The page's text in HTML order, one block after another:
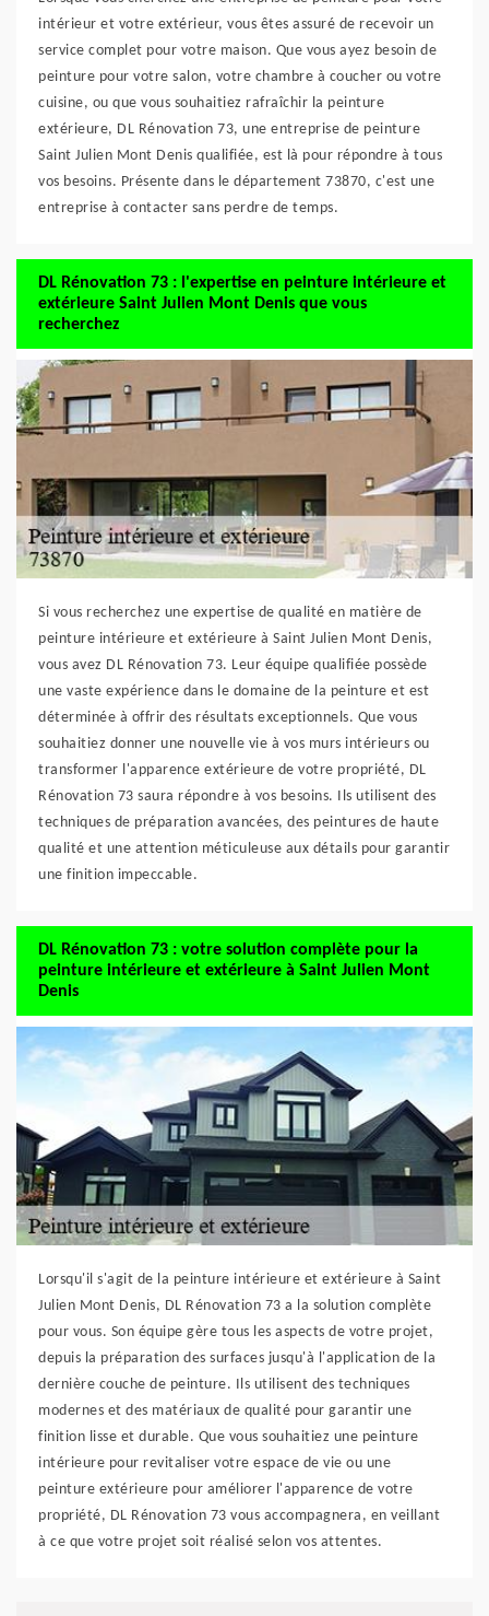
intérieur et votre extérieur, vous êtes assuré de recevoir un
service complet pour votre maison. Que vous ayez besoin de
peinture pour votre salon, votre chambre à coucher ou votre
cuisine, ou que vous souhaitiez rafraîchir la peinture
extérieure, DL Rénovation 73, une entreprise de peinture
Saint Julien Mont Denis qualifiée, est là pour répondre à tous
vos besoins. Présente dans le département 73870, c'est une
entreprise à contacter sans perdre de temps.
DL Rénovation 73 : l'expertise en peinture intérieure et
extérieure Saint Julien Mont Denis que vous
recherchez
Si vous recherchez une expertise de qualité en matière de
peinture intérieure et extérieure à Saint Julien Mont Denis,
vous avez DL Rénovation 73. Leur équipe qualifiée possède
une vaste expérience dans le domaine de la peinture et est
déterminée à offrir des résultats exceptionnels. Que vous
souhaitiez donner une nouvelle vie à vos murs intérieurs ou
transformer l'apparence extérieure de votre propriété, DL
Rénovation 73 saura répondre à vos besoins. Ils utilisent des
techniques de préparation avancées, des peintures de haute
qualité et une attention méticuleuse aux détails pour garantir
une finition impeccable.
DL Rénovation 73 : votre solution complète pour la
peinture intérieure et extérieure à Saint Julien Mont
Denis
Lorsqu'il s'agit de la peinture intérieure et extérieure à Saint
Julien Mont Denis, DL Rénovation 73 a la solution complète
pour vous. Son équipe gère tous les aspects de votre projet,
depuis la préparation des surfaces jusqu'à l'application de la
dernière couche de peinture. Ils utilisent des techniques
modernes et des matériaux de qualité pour garantir une
finition lisse et durable. Que vous souhaitiez une peinture
intérieure pour revitaliser votre espace de vie ou une
peinture extérieure pour améliorer l'apparence de votre
propriété, DL Rénovation 73 vous accompagnera, en veillant
à ce que votre projet soit réalisé selon vos attentes.